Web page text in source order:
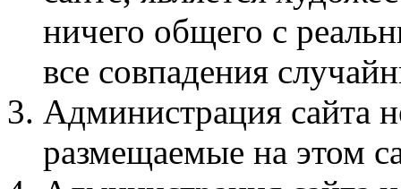
ничего общего с
все совпадения
Администрация сайта
размещаемые на этом